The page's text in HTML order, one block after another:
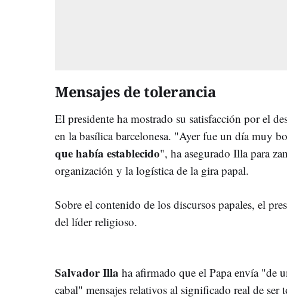
Mensajes de tolerancia
El presidente ha mostrado su satisfacción por el
en la basílica barcelonesa. "Ayer fue un día muy
que había establecido", ha asegurado Illa para
organización y la logística de la gira papal.
Sobre el contenido de los discursos papales, el
del líder religioso.
Salvador Illa ha afirmado que el Papa envía "de
cabal" mensajes relativos al significado real de ser